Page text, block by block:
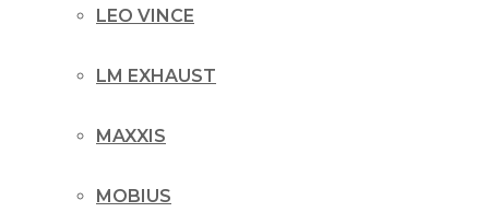
LEO VINCE
LM EXHAUST
MAXXIS
MOBIUS